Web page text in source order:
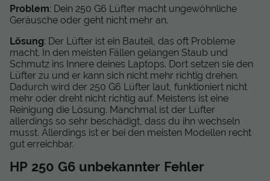
Problem: Dein 250 G6 Lüfter macht ungewöhnliche
Geräusche oder geht nicht mehr an.
Lösung: Der Lüfter ist ein Bauteil, das oft Probleme
macht. In den meisten Fällen gelangen Staub und
Schmutz ins Innere deines Laptops. Dort setzen sie den
Lüfter zu und er kann sich nicht mehr richtig drehen.
Dadurch wird der 250 G6 Lüfter laut, funktioniert nicht
mehr oder dreht nicht richtig auf. Meistens ist eine
Reinigung die Lösung. Manchmal ist der Lüfter
allerdings so sehr beschädigt, dass du ihn wechseln
musst. Allerdings ist er bei den meisten Modellen recht
gut erreichbar.
HP 250 G6 unbekannter Fehler